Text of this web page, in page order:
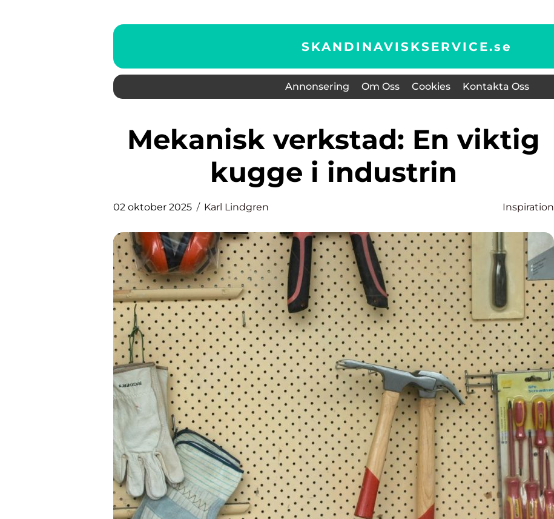
SKANDINAVISKSERVICE.se
Annonsering Om Oss Cookies Kontakta Oss
Mekanisk verkstad: En viktig
kugge i industrin
02 oktober 2025 Karl Lindgren Inspiration